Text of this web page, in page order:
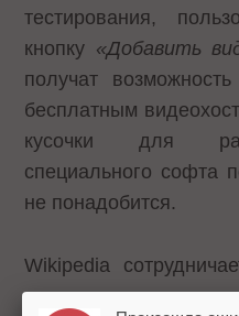
тестирования,
кнопку «Добавить
получат
бесплатным
кусочки для
специального софта
не понадобится.
Wikipedia
которая